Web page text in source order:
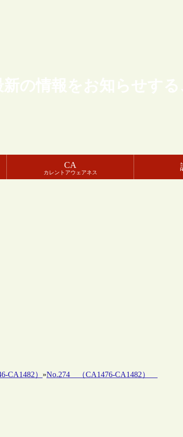
の情報をお知らせす
CA
カレントアウェアネス
CA1482） »No.274 （CA1476-CA1482）